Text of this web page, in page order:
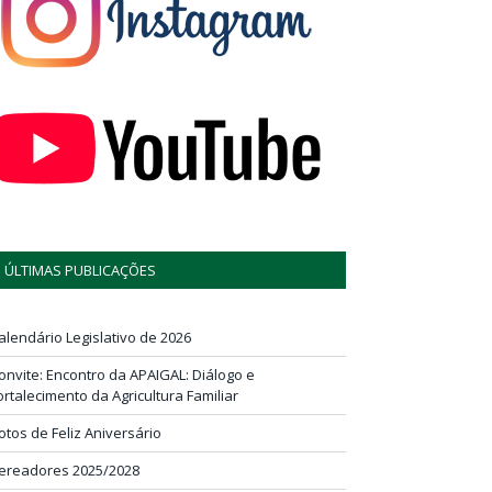
ÚLTIMAS PUBLICAÇÕES
Legislativo de 2026
Encontro da APAIGAL: Diálogo e
da Agricultura Familiar
de Feliz Aniversário
2025/2028